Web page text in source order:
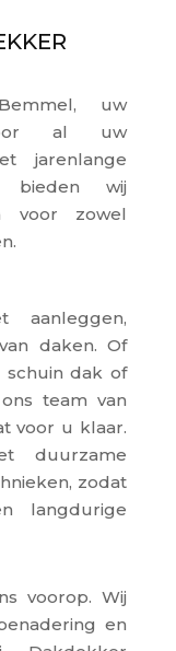
uw
al uw
jarenlange
bieden wij
voor zowel
aanleggen,
daken. Of
dak of
team van
voor u klaar.
duurzame
zodat
langdurige
voorop. Wij
en